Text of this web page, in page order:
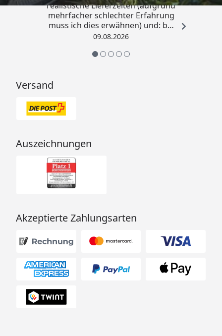
realistische Lieferzeiten (aufgrund
mehrfacher schlechter Erfahrung
muss ich dies erwähnen) und: bei
Kritik kommt die Antwort
Menschen mit Verstand und nicht
(auch dass ist leider immer öfter
09.08.2026
Versand
Auszeichnungen
Akzeptierte Zahlungsarten